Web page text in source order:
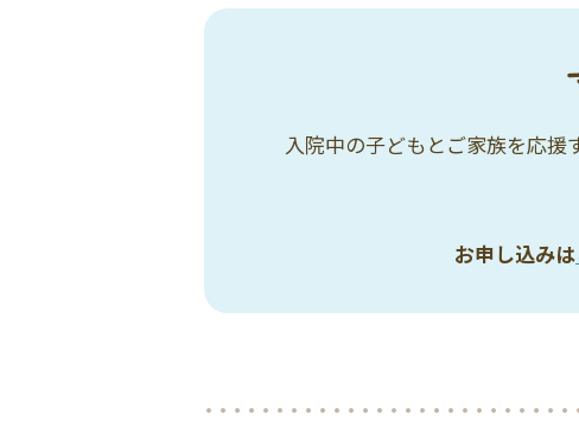
入院中の子どもとご家族を応援
お申し込みは